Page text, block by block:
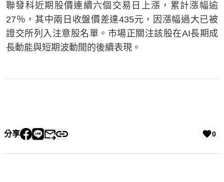
聯發科近期股價連續六個交易日上漲，累計漲幅逾
27％，其中兩日收盤價差達435元，因漲幅過大已被
證交所列入注意股名單。市場正關注該股在AI長期成
長動能與短期波動間的後續表現。
分享 0